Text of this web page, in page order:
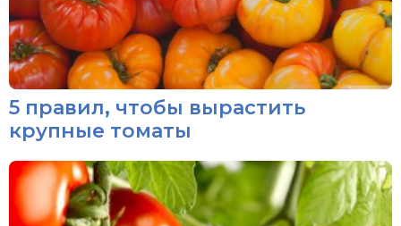
5 правил, чтобы вырастить
крупные томаты